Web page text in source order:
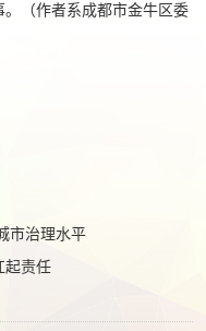
（作者系成都市金牛区委
市治理水平
起责任